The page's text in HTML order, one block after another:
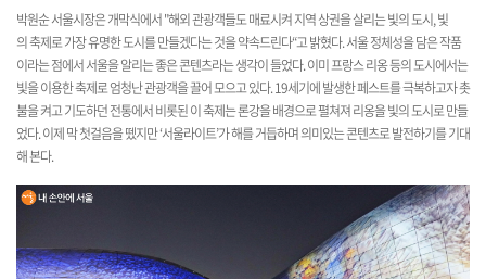
박원순 서울시장은 개막식에서 "해외 관광객들도매료시켜지역상권을살리는빛의도시,빛
의축제로가장유명한도시를만들겠다는것을약속드린다“고밝혔다.서울정체성을담은작품
이라는점에서서울을알리는좋은콘텐츠라는생각이들었다.이미 프랑스 리옹 등의 도시에서는
빛을 이용한 축제로 엄청난 관광객을 끌어 모으고 있다. 19세기에 발생한 페스트를 극복하고자 촛
불을 켜고 기도하던 전통에서 비롯된 이 축제는 론강을 배경으로 펼쳐져 리옹을 빛의 도시로 만들
었다. 이제 막 첫걸음을 뗐지만 ‘서울라이트’가 해를 거듭하며 의미있는 콘텐츠로 발전하기를 기대
해 본다.